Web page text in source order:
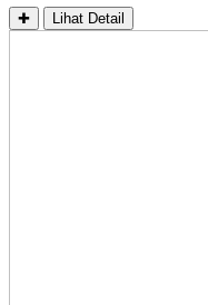
✚ Lihat Detail